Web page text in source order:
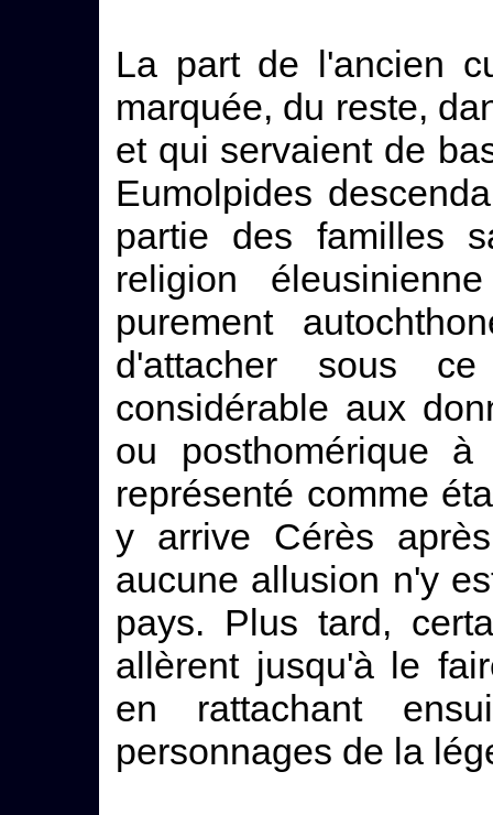
La part de l'ancien
marquée, du reste,
et qui servaient de
Eumolpides
partie des familles
religion
purement
d'attacher sous
considérable aux
ou posthomérique
représenté comme
y arrive Cérès
aucune allusion n'y
pays. Plus tard,
allèrent jusqu'à le
en rattachant
personnages de la